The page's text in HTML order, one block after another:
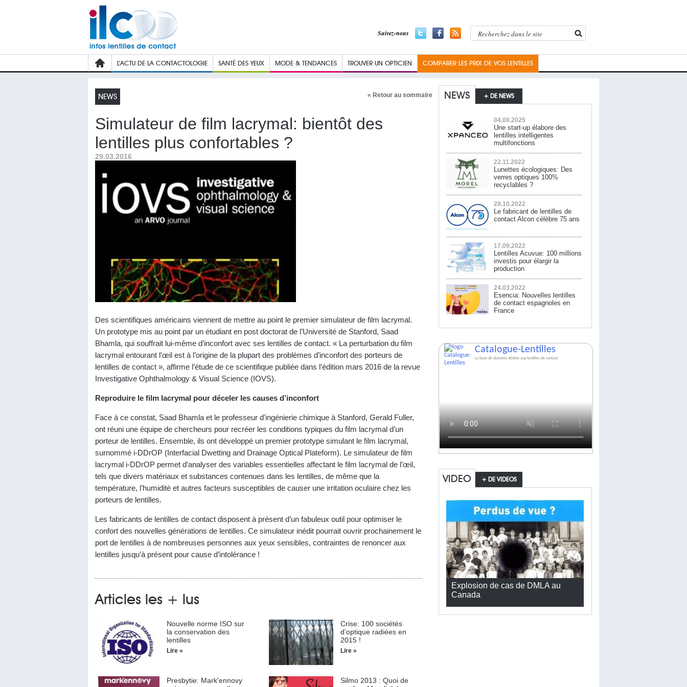
Suivez-nous
L’ACTU DE LA CONTACTOLOGIE SANTÉ DES YEUX MODE & TENDANCES TROUVER UN OPTICIEN COMPARER LES PRIX DE VOS LENTILLES
NEWS « Retour au sommaire
Simulateur de film lacrymal: bientôt des
lentilles plus confortables ?
29.03.2016
Des scientifiques américains viennent de mettre au point le premier simulateur de film lacrymal.
Un prototype mis au point par un étudiant en post doctorat de l’Université de Stanford, Saad
Bhamla, qui souffrait lui-même d’inconfort avec ses lentilles de contact. « La perturbation du film
lacrymal entourant l’œil est à l’origine de la plupart des problèmes d’inconfort des porteurs de
lentilles de contact », affirme l’étude de ce scientifique publiée dans l’édition mars 2016 de la revue
Investigative Ophthalmology & Visual Science (IOVS).
Reproduire le film lacrymal pour déceler les causes d’inconfort
Face à ce constat, Saad Bhamla et le professeur d'ingénierie chimique à Stanford, Gerald Fuller,
ont réuni une équipe de chercheurs pour recréer les conditions typiques du film lacrymal d’un
porteur de lentilles. Ensemble, ils ont développé un premier prototype simulant le film lacrymal,
surnommé i-DDrOP (Interfacial Dwetting and Drainage Optical Plateform). Le simulateur de film
lacrymal i-DDrOP permet d’analyser des variables essentielles affectant le film lacrymal de l’œil,
tels que divers matériaux et substances contenues dans les lentilles, de même que la
température, l’humidité et autres facteurs susceptibles de causer une irritation oculaire chez les
porteurs de lentilles.
Les fabricants de lentilles de contact disposent à présent d’un fabuleux outil pour optimiser le
confort des nouvelles générations de lentilles. Ce simulateur inédit pourrait ouvrir prochainement le
port de lentilles à de nombreuses personnes aux yeux sensibles, contraintes de renoncer aux
lentilles jusqu’à présent pour cause d’intolérance !
Articles les + lus
Nouvelle norme ISO sur
la conservation des
lentilles
Lire »
Crise: 100 sociétés
d’optique radiées en
2015 !
Lire »
Presbytie: Mark'ennovy
Silmo 2013 : Quoi de
NEWS + DE NEWS
04.08.2025
Une start-up élabore des
lentilles intelligentes
multifonctions
22.11.2022
Lunettes écologiques: Des
verres optiques 100%
recyclables ?
28.10.2022
Le fabricant de lentilles de
contact Alcon célèbre 75 ans
17.09.2022
Lentilles Acuvue: 100 millions
investis pour élargir la
production
24.03.2022
Esencia: Nouvelles lentilles
de contact espagnoles en
France
Catalogue-Lentilles
La base de données dédiée aux lentilles de contact
VIDEO + DE VIDEOS
Explosion de cas de DMLA au
Canada